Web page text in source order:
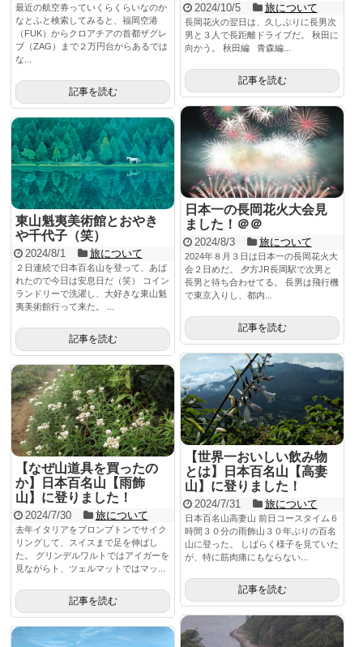
最近の航空券っていくらくらいなのか
なとふと検索してみると、福岡空港
（FUK）からクロアチアの首都ザグレ
ブ（ZAG）まで２万円台からあるでは
な...
記事を読む
2024/10/5 旅について
長岡花火の翌日は、久しぶりに長男次
男と３人で長距離ドライブだ。 秋田に
向かう。 秋田編 青森編...
記事を読む
日本一の長岡花火大会見
ました！＠＠
2024/8/3 旅について
2024年８月３日は日本一の長岡花火大
会２日めだ。 夕方JR長岡駅で次男と
長男と待ち合わせてる。 長男は飛行機
で東京入りし、都内...
記事を読む
東山魁夷美術館とおやき
や千代子（笑）
2024/8/1 旅について
２日連続で日本百名山を登って、あば
れたので今日は安息日だ（笑） コイン
ランドリーで洗濯し、大好きな東山魁
夷美術館行って来た。 ...
記事を読む
【世界一おいしい飲み物
とは】日本百名山【高妻
山】に登りました！
2024/7/31 旅について
日本百名山高妻山 前日コースタイム６
時間３０分の雨飾山３０年ぶりの百名
山に登った。 しばらく様子を見ていた
が、特に筋肉痛にもならない...
記事を読む
【なぜ山道具を買ったの
か】日本百名山【雨飾
山】に登りました！
2024/7/30 旅について
去年イタリアをブロンプトンでサイク
リングして、スイスまで足を伸ばし
た。 グリンデルワルトではアイガーを
見ながらト、ツェルマットではマッ...
記事を読む